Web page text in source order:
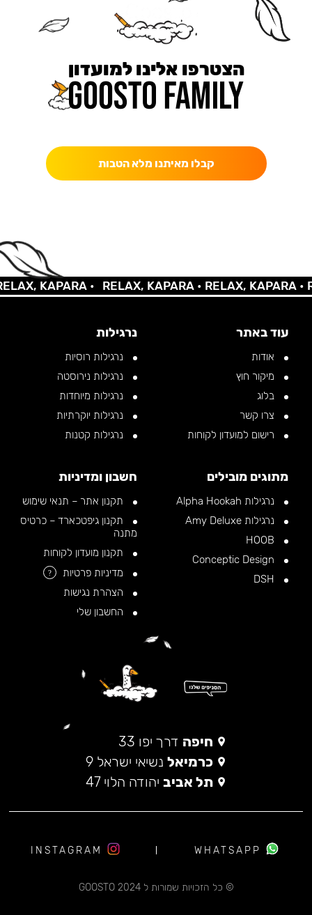
הצטרפו אלינו למועדון
קבלו מאיתנו מלא הטבות
KAPARA • RELAX, KAPARA •RELAX, KAPARA •
עוד באתר
אודות
מיקור חוץ
בלוג
צרו קשר
רישום למועדון לקוחות
נרגילות
נרגילות רוסיות
נרגילות נירוסטה
נרגילות מיוחדות
נרגילות יוקרתיות
נרגילות קטנות
מתוגים מובילים
נרגילות Alpha Hookah
נרגילות Amy Deluxe
חשבון ומדיניות
תקנון אתר – תנאי שימוש
תקנון גיפטכארד – כרטיס
מתנה
תקנון מועדון לקוחות
מדיניות פרטיות
?
הצהרת נגישות
החשבון שלי
חיפה דרך יפו 33
כרמיאל נשיאי ישראל 9
תל אביב יהודה הלוי 47
© כל הזכויות שמורות ל 2024 GOOSTO
WHATSAPP
INSTAGRAM